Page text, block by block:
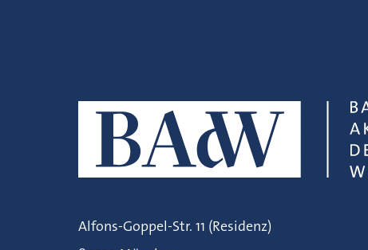
Alfons-Goppel-Str. 11 (Residenz)